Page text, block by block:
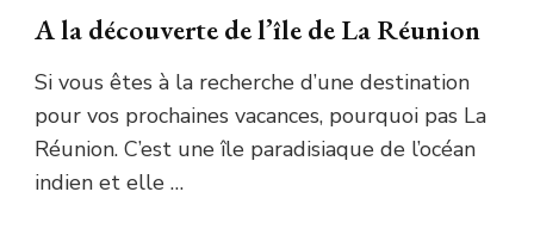
A la découverte de l’île de La Réunion
Si vous êtes à la recherche d’une destination
pour vos prochaines vacances, pourquoi pas La
Réunion. C’est une île paradisiaque de l’océan
indien et elle …